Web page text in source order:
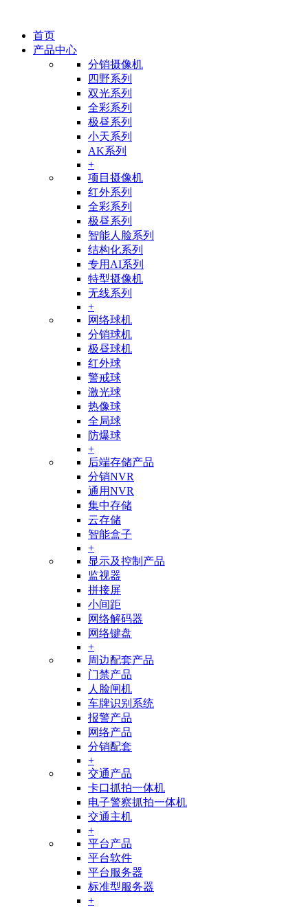
首页
产品中心
分销摄像机
四野系列
双光系列
全彩系列
极昼系列
小天系列
AK系列
+
项目摄像机
红外系列
全彩系列
极昼系列
智能人脸系列
结构化系列
专用AI系列
特型摄像机
无线系列
+
网络球机
分销球机
极昼球机
红外球
警戒球
激光球
热像球
全局球
防爆球
+
后端存储产品
分销NVR
通用NVR
集中存储
云存储
智能盒子
+
显示及控制产品
监视器
拼接屏
小间距
网络解码器
网络键盘
+
周边配套产品
门禁产品
人脸闸机
车牌识别系统
报警产品
网络产品
分销配套
+
交通产品
卡口抓拍一体机
电子警察抓拍一体机
交通主机
+
平台产品
平台软件
平台服务器
标准型服务器
+